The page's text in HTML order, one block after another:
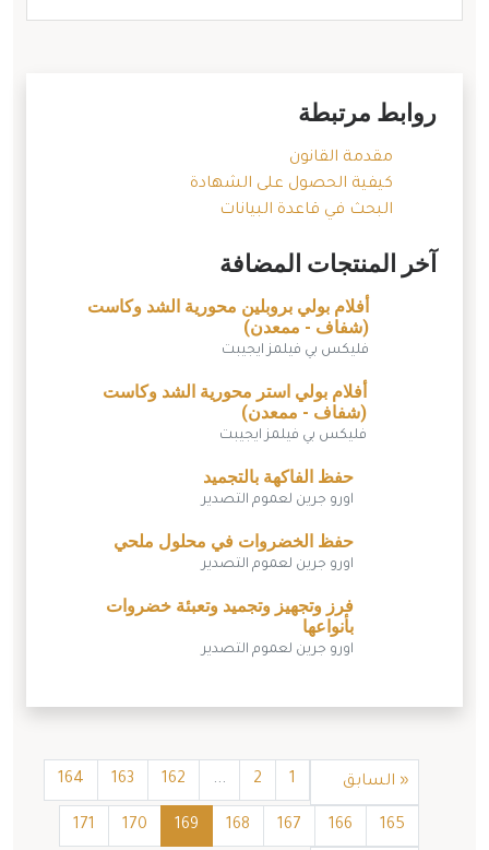
روابط مرتبطة
مقدمة القانون
كيفية الحصول على الشهادة
البحث في قاعدة البيانات
آخر المنتجات المضافة
أفلام بولي بروبلين محورية الشد وكاست
(شفاف - ممعدن)
فليكس بي فيلمز ايجيبت
أفلام بولي استر محورية الشد وكاست
(شفاف - ممعدن)
فليكس بي فيلمز ايجيبت
حفظ الفاكهة بالتجميد
اورو جرين لعموم التصدير
حفظ الخضروات في محلول ملحي
اورو جرين لعموم التصدير
فرز وتجهيز وتجميد وتعبئة خضروات
بأنواعها
اورو جرين لعموم التصدير
« السابق 1
2
...
162
163
164
165
166
167
168
169
170
171